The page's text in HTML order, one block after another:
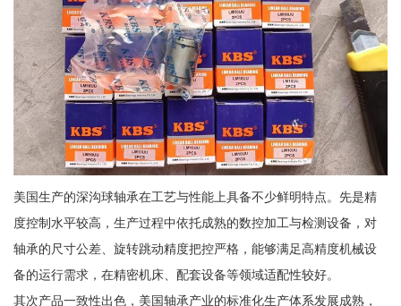
美国生产的深沟球轴承在工艺与性能上具备不少鲜明特点。先是精
度控制水平较高，生产过程中依托成熟的数控加工与检测设备，对
轴承的尺寸公差、旋转跳动精度把控严格，能够满足高精度机械设
备的运行需求，在精密机床、配套设备等领域适配性较好。
其次产品一致性出色，美国轴承产业的标准化生产体系发展成熟，